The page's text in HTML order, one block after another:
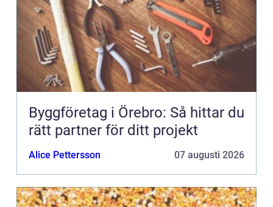
Byggföretag i Örebro: Så hittar du
rätt partner för ditt projekt
Alice Pettersson 07 augusti 2026